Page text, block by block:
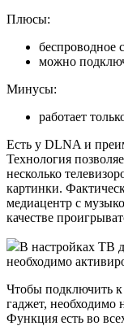
Плюсы:
беспроводное
можно
Минусы:
работает
Есть у DLNA и
Технология
несколько
картинки.
медиацентр с
качестве
В настройках ТВ
необходимо
Чтобы подключить к
гаджет, необходимо
Функция есть во